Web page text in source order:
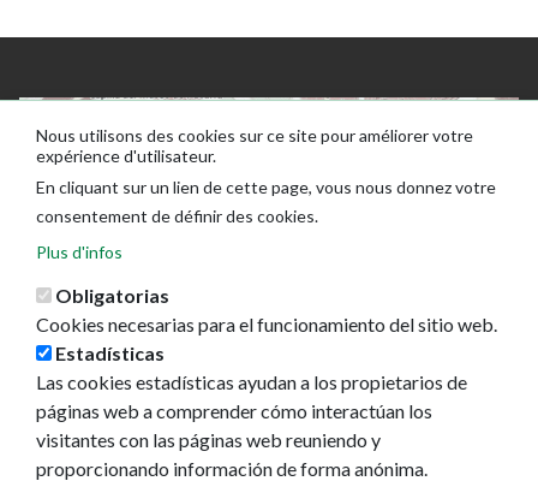
Nous utilisons des cookies sur ce site pour améliorer votre
expérience d'utilisateur.
En cliquant sur un lien de cette page, vous nous donnez votre
consentement de définir des cookies.
Plus d'infos
Obligatorias
Cookies necesarias para el funcionamiento del sitio web.
Estadísticas
Las cookies estadísticas ayudan a los propietarios de
páginas web a comprender cómo interactúan los
visitantes con las páginas web reuniendo y
proporcionando información de forma anónima.